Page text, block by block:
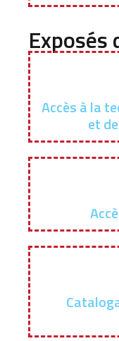
Exposés
Accès à la
et